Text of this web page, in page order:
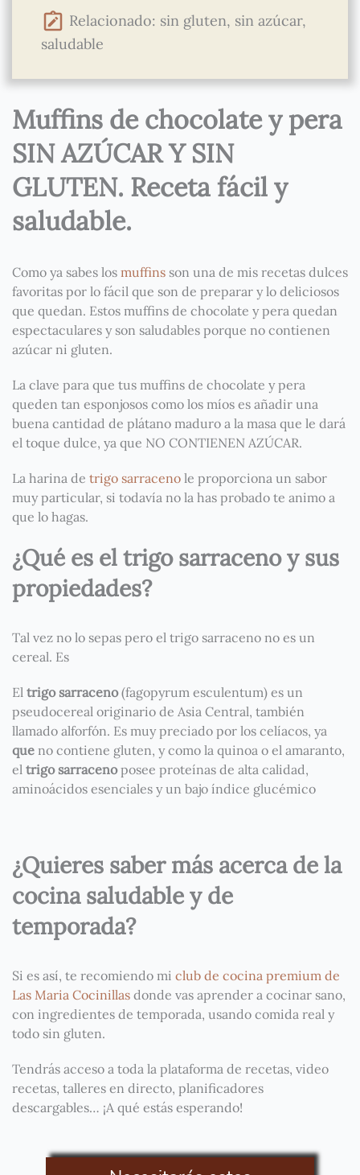
Relacionado: sin gluten, sin azúcar,
saludable
Muffins de chocolate y pera
SIN AZÚCAR Y SIN
GLUTEN. Receta fácil y
saludable.
Como ya sabes los muffins son una de mis recetas dulces
favoritas por lo fácil que son de preparar y lo deliciosos
que quedan. Estos muffins de chocolate y pera quedan
espectaculares y son saludables porque no contienen
azúcar ni gluten.
La clave para que tus muffins de chocolate y pera
queden tan esponjosos como los míos es añadir una
buena cantidad de plátano maduro a la masa que le dará
el toque dulce, ya que NO CONTIENEN AZÚCAR.
La harina de trigo sarraceno le proporciona un sabor
muy particular, si todavía no la has probado te animo a
que lo hagas.
¿Qué es el trigo sarraceno y sus
propiedades?
Tal vez no lo sepas pero el trigo sarraceno no es un
cereal. Es
El trigo sarraceno(fagopyrum esculentum) es un
pseudocereal originario de Asia Central, también
llamado alforfón. Es muy preciado por los celíacos, ya
que no contiene gluten, y como la quinoa o el amaranto,
el trigo sarracenoposee proteínas de alta calidad,
aminoácidos esenciales y un bajo índice glucémico
¿Quieres saber más acerca de la
cocina saludable y de
temporada?
Si es así, te recomiendo mi club de cocina premium de
Las Maria Cocinillas donde vas aprender a cocinar sano,
con ingredientes de temporada, usando comida real y
todo sin gluten.
Tendrás acceso a toda la plataforma de recetas, video
recetas, talleres en directo, planificadores
descargables… ¡A qué estás esperando!